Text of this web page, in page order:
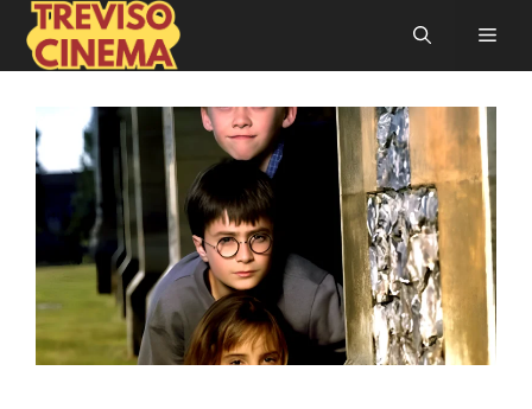
Vai
contenuto